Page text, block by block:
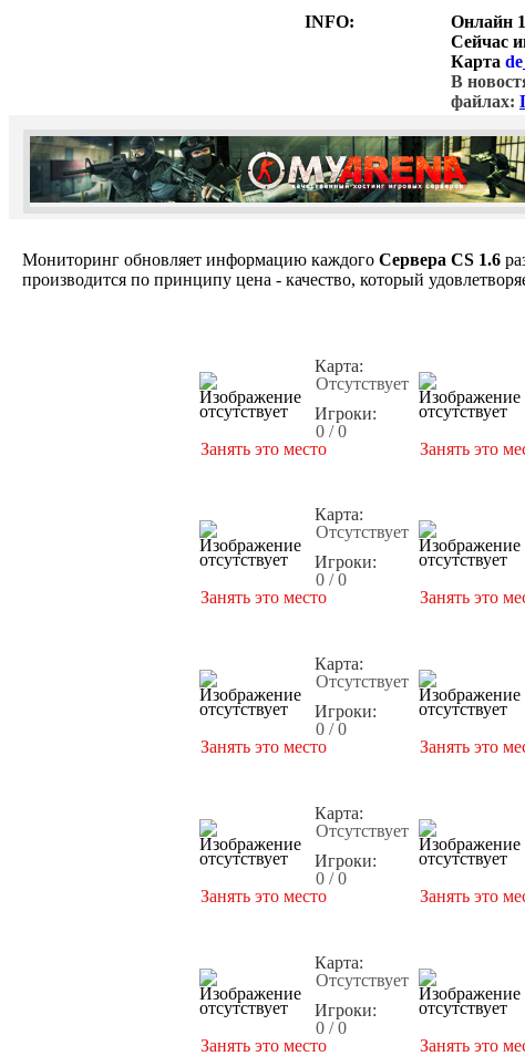
INFO: Онлайн
Сейчас
Карта
В
файлах:
Мониторинг обновляет информацию каждого Сервера CS 1.6
производится по принципу цена - качество, который
Карта:
Отсутствует
Игроки:
0 / 0
Занять это место
Занять это
Карта:
Отсутствует
Игроки:
0 / 0
Занять это место
Занять это
Карта:
Отсутствует
Игроки:
0 / 0
Занять это место
Занять это
Карта:
Отсутствует
Игроки:
0 / 0
Занять это место
Занять это
Карта:
Отсутствует
Игроки:
0 / 0
Занять это место
Занять это